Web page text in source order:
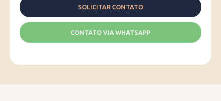
CONTATO VIA WHATSAPP